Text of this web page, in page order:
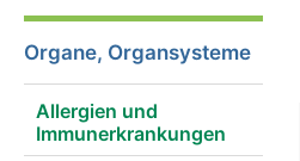
Organe, Organsysteme
Allergien und
Immunerkrankungen